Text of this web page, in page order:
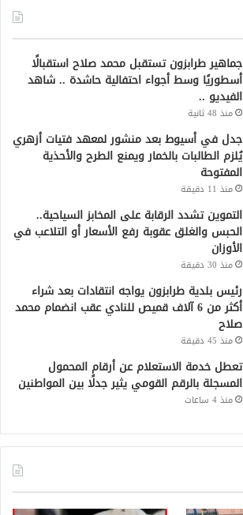
جماهير طرابزون تستقبل محمد صلاح استقبالًا
أسطوريًا وسط أجواء احتفالية حاشدة .. شاهد
الفيديو ..
منذ 48 ثانية
جدل في أسيوط بعد منشور لمعهد فتيات أزهري
يُلزم الطالبات بالخمار ويمنع الطرح والأحذية
المفتوحة
منذ 11 دقيقة
التموين تشدد الرقابة على المخابز السياحية..
الحبس والغلق عقوبة رفع الأسعار أو التلاعب في
الأوزان
منذ 30 دقيقة
رئيس بلدية طرابزون يواجه انتقادات بعد شراء
أكثر من 6 آلاف قميص للنادي عقب انضمام محمد
صلاح
منذ 45 دقيقة
تعطل خدمة الاستعلام عن أرقام المحمول
المسجلة بالرقم القومي يثير جدلًا بين المواطنين
منذ 4 ساعات